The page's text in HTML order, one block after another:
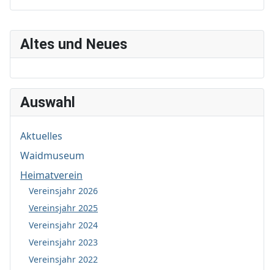
Altes und Neues
Auswahl
Aktuelles
Waidmuseum
Heimatverein
Vereinsjahr 2026
Vereinsjahr 2025
Vereinsjahr 2024
Vereinsjahr 2023
Vereinsjahr 2022